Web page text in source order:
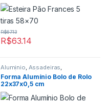
R$63.14
R$67.13
Aluminio, Assadeiras,
Bolo/Pudim/Suiça ,Formas
Forma Alumínio Bolo de Rolo
22x37x0,5 cm